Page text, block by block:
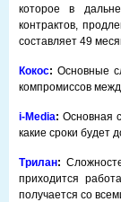
которое в
контрактов,
составляет 49
Кокос: Основные
компромиссов
i-Media: Основная
какие сроки будет
Трилан:
приходится
получается со